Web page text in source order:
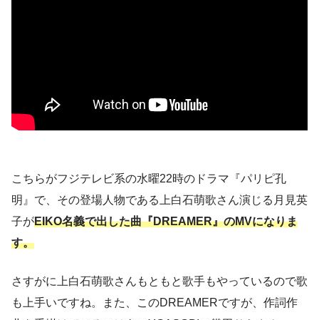
こちらがフジテレビ系の水曜22時のドラマ『パリピ孔
明』で、その登場人物である上白石萌歌さん演じる月見英
子がEIKO名義で出した曲『DREAMER』のMVになりま
す。
さすがに上白石萌歌さんもともと歌手もやっているので歌
も上手いですね。また、このDREAMERですが、作詞作